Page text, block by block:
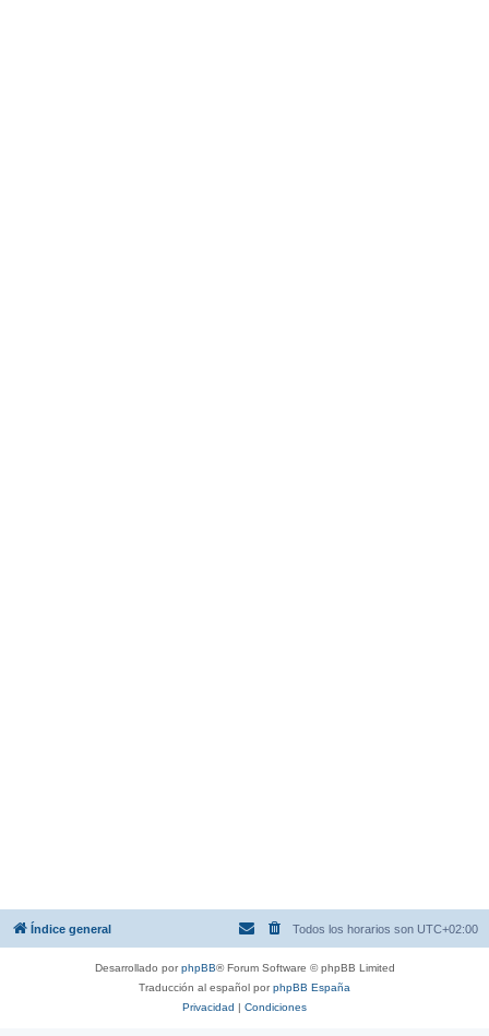
Índice general Todos los horarios son UTC+02:00
Desarrollado porphpBB® Forum Software © phpBB Limited
Traducción al español porphpBB España
Privacidad | Condiciones